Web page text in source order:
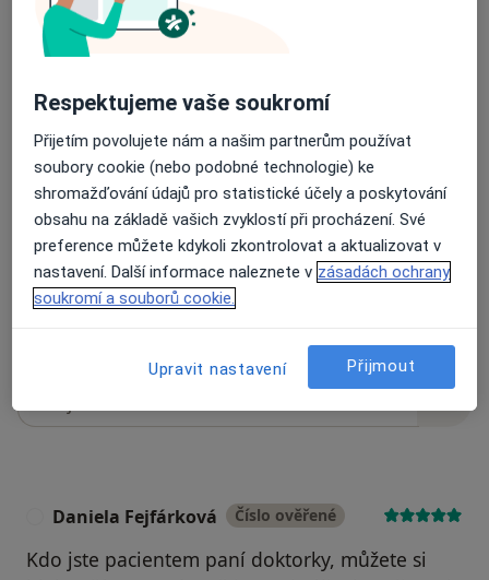
14 názorů
Recenze pacientů jsou pro nás důležité.
Specialisté nemají možnost zaplatit za
odstranění nebo změnu recenze pacienta.
Další informace.Další informace o názorech
Daniela Fejfárková Číslo ověřené
Kdo jste pacientem paní doktorky, můžete si
Respektujeme vaše soukromí
Přijetím povolujete nám a našim partnerům používat
soubory cookie (nebo podobné technologie) ke
shromažďování údajů pro statistické účely a poskytování
obsahu na základě vašich zvyklostí při procházení. Své
preference můžete kdykoli zkontrolovat a aktualizovat v
nastavení. Další informace naleznete v zásadách ochrany
soukromí a souborů cookie.
Upravit nastavení Přijmout